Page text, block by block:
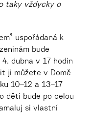
taky vždycky o
uspořádaná k
bude
dubna v 17 hodin
ji můžete v Domě
10–12 a 13–17
děti bude po celou
si vlastní